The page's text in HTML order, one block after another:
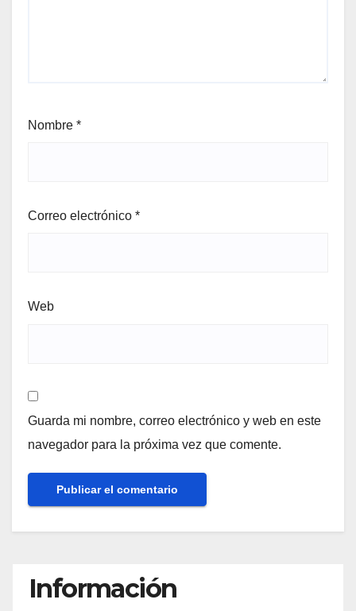
Nombre *
Correo electrónico *
Web
Guarda mi nombre, correo electrónico y web en este
navegador para la próxima vez que comente.
Información